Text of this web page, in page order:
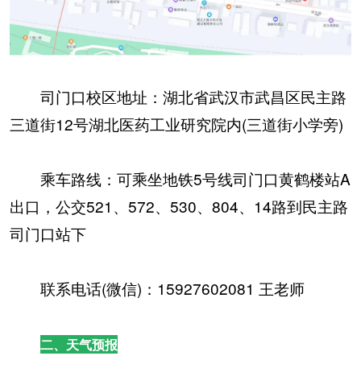
司门口校区地址：湖北省武汉市武昌区民主路
三道街12号湖北医药工业研究院内(三道街小学旁)
乘车路线：可乘坐地铁5号线司门口黄鹤楼站A
出口，公交521、572、530、804、14路到民主路
司门口站下
联系电话(微信)：15927602081 王老师
二、天气预报